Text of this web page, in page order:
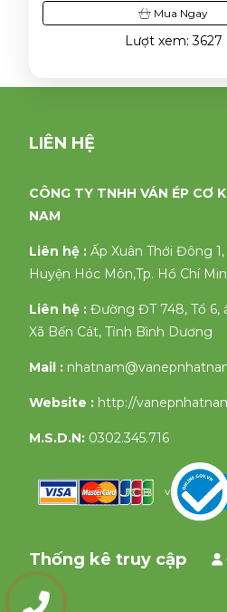
Mua Ngay
Lượt xem: 3627
LIÊN HỆ
CÔNG TY TNHH VÁN ÉP CƠ
NAM
Liên hệ : Ấp Xuân Thới Đông
Huyện Hóc Môn,Tp. Hồ Chí
Liên hệ : Đường ĐT 748, Tổ 6,
Xã Bến Cát, Tỉnh Bình Dương
Mail :
Website : http://
M.S.D.N: 0302.345.716
v
Thống kê truy cập
0903335658